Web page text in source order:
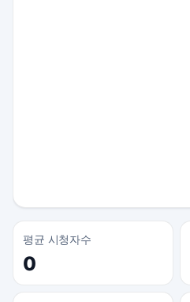
평균 시청자수
0